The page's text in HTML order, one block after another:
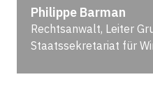
Philippe Barman
Rechtsanwalt, Leiter
Staatssekretariat für